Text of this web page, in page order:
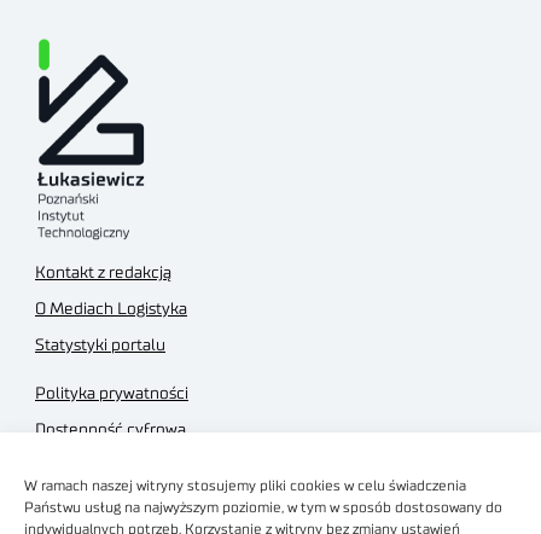
W ramach naszej witryny stosujemy pliki cookies w celu świadczenia
Państwu usług na najwyższym poziomie, w tym w sposób dostosowany do
indywidualnych potrzeb. Korzystanie z witryny bez zmiany ustawień
Kontakt z redakcją
O Mediach Logistyka
Statystyki portalu
Polityka prywatności
Dostępność cyfrowa
Regulamin sklepu